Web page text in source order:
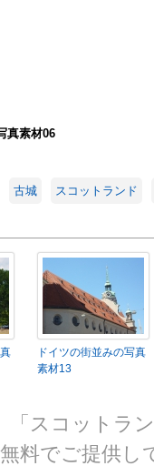
真素材06
古城 スコットランド
ドイツの街並みの写真
素材13
スコットラ
料でご提供し